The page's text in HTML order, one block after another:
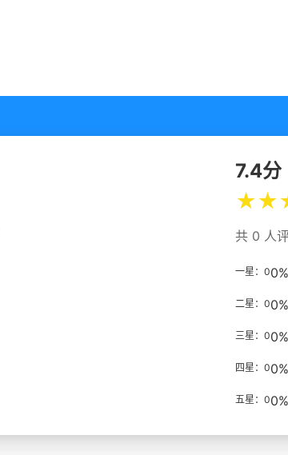
7.4分
★★
共 0 人
一星：00%
二星：00%
三星：00%
四星：00%
五星：00%